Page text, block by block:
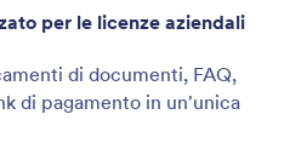
per le licenze aziendali
di documenti, FAQ,
di pagamento in un'unica